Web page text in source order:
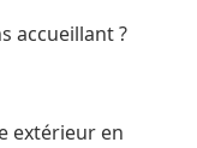
accueillant ?
extérieur en